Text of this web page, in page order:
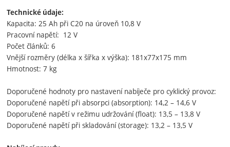
Technické údaje:
Kapacita: 25 Ah při C20 na úroveň 10,8 V
Pracovní napětí: 12 V
Počet článků: 6
Vnější rozměry (délka x šířka x výška): 181x77x175 mm
Hmotnost: 7 kg
Doporučené hodnoty pro nastavení nabíječe pro cyklický provoz:
Doporučené napětí při absorpci (absorption): 14,2 – 14,6 V
Doporučené napětí v režimu udržování (float): 13,5 – 13,8 V
Doporučené napětí při skladování (storage): 13,2 – 13,5 V